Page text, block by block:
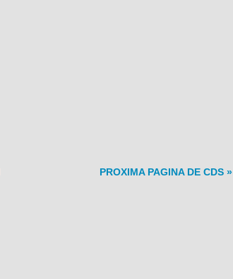
PROXIMA PAGINA DE CDS »